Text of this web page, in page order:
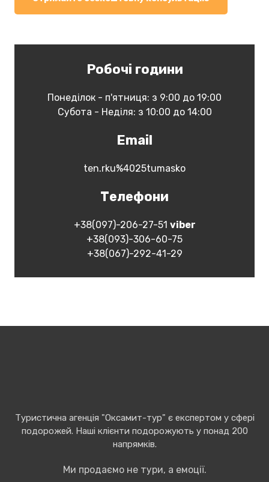
Робочі години
Понеділок - п'ятниця: з 9:00 до 19:00
Субота - Неділя: з 10:00 до 14:00
Email
ten.rku%4025tumasko
Телефони
+38(097)-206-27-51 vіber
+38(093)-306-60-75
+38(067)-292-41-29
Туристична агенція "Оксамит-тур" є експертом у сфері
подорожей. Наші клієнти подорожують у понад 200
напрямків.
Ми продаємо не тури, а емоції.